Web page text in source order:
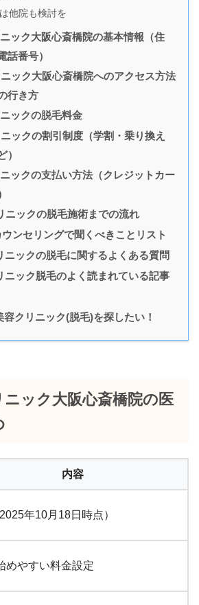
他院も検討を
ック大阪心斎橋院の基本情報（住
話番号）
ック大阪心斎橋院へのアクセス方法
行き方
ックの脱毛料金
ックの割引制度（学割・乗り換え
）
ックの支払い方法（クレジットカー
ニックの脱毛施術までの流れ
ンセリングで聞くべきことリスト
ニックの脱毛に関するよくある質問
ニック脱毛のよく読まれている記事
クリニック(脱毛)を探したい！
ック大阪心斎橋院の医
内容
年10月18日時点）
めやすい料金設定